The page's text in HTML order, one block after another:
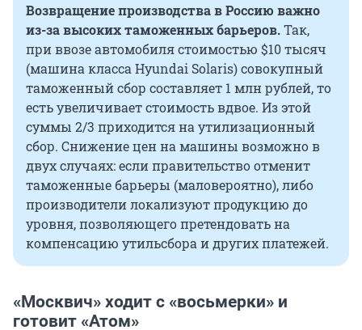
Возвращение производства в Россию важно
из-за высоких таможенных барьеров.Так,
при ввозе автомобиля стоимостью $10 тысяч
(машина класса Hyundai Solaris) совокупный
таможенный сбор составляет 1 млн рублей, то
есть увеличивает стоимость вдвое. Из этой
суммы 2/3 приходится на утилизационный
сбор. Снижение цен на машины возможно в
двух случаях: если правительство отменит
таможенные барьеры (маловероятно), либо
производители локализуют продукцию до
уровня, позволяющего претендовать на
компенсацию утильсбора и других платежей.
«Москвич» ходит с «восьмерки» и
готовит «Атом»